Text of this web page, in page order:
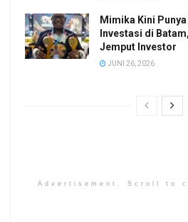
Mimika Kini
Investasi di
Jemput Investor
JUNI 26, 2026
Advertisement. Scroll to